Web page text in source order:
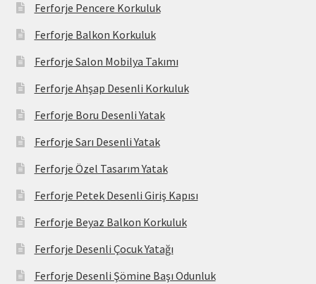
Ferforje Pencere Korkuluk
Ferforje Balkon Korkuluk
Ferforje Salon Mobilya Takımı
Ferforje Ahşap Desenli Korkuluk
Ferforje Boru Desenli Yatak
Ferforje Sarı Desenli Yatak
Ferforje Özel Tasarım Yatak
Ferforje Petek Desenli Giriş Kapısı
Ferforje Beyaz Balkon Korkuluk
Ferforje Desenli Çocuk Yatağı
Ferforje Desenli Şömine Başı Odunluk